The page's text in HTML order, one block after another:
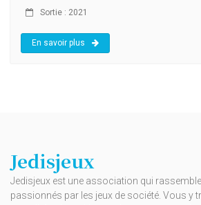
Sortie : 2021
En savoir plus
Jedisjeux
Jedisjeux est une association qui
passionnés par les jeux de société. Vous y